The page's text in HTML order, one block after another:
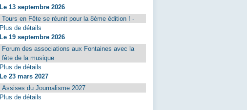
Le 13 septembre 2026
Tours en Fête se réunit pour la 8ème édition ! -
Plus de détails
Le 19 septembre 2026
Forum des associations aux Fontaines avec la
fête de la musique
Plus de détails
Le 23 mars 2027
Assises du Journalisme 2027
Plus de détails